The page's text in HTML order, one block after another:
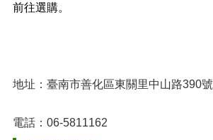
前往選購。
地址：臺南市善化區東關里中山路390號
電話：06-5811162